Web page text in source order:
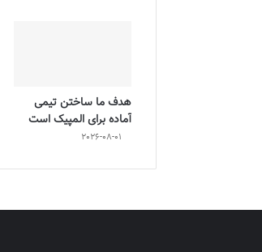
هدف ما ساختن تیمی
آماده برای المپیک است
2026-08-01